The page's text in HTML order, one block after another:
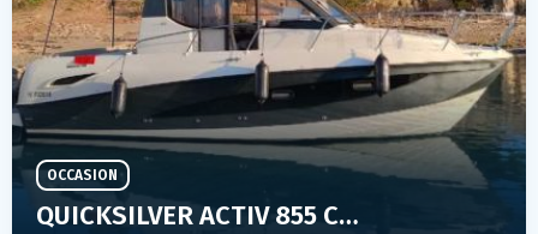
QUICKSILVER ACTIV 855 CRUISER
OCCASION